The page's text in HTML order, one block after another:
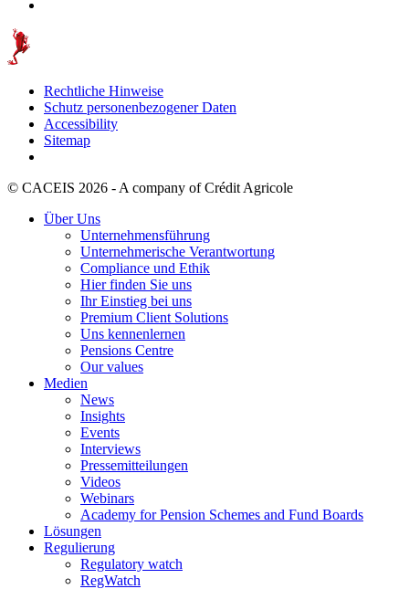
Rechtliche Hinweise
Schutz personenbezogener Daten
Accessibility
Sitemap
© CACEIS 2026 - A company of Crédit Agricole
Über Uns
Unternehmensführung
Unternehmerische Verantwortung
Compliance und Ethik
Hier finden Sie uns
Ihr Einstieg bei uns
Premium Client Solutions
Uns kennenlernen
Pensions Centre
Our values
Medien
News
Insights
Events
Interviews
Pressemitteilungen
Videos
Webinars
Academy for Pension Schemes and Fund Boards
Lösungen
Regulierung
Regulatory watch
RegWatch